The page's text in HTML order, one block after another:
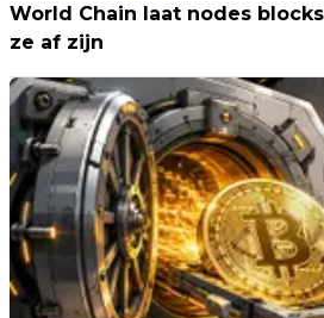
World Chain laat nodes
ze af zijn